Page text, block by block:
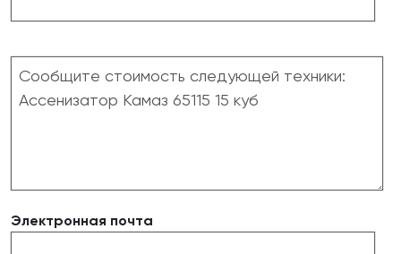
Электронная почта